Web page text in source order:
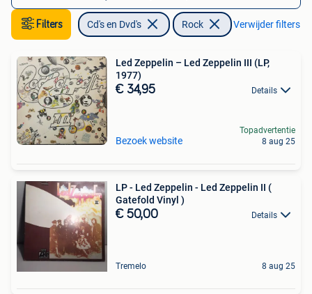
Filters Cd's en Dvd's Rock Verwijder filters
Led Zeppelin – Led Zeppelin III (LP,
1977)
€ 34,95 Details
Bezoek website
Topadvertentie
8 aug 25
LP - Led Zeppelin - Led Zeppelin II (
Gatefold Vinyl )
€ 50,00 Details
Tremelo 8 aug 25